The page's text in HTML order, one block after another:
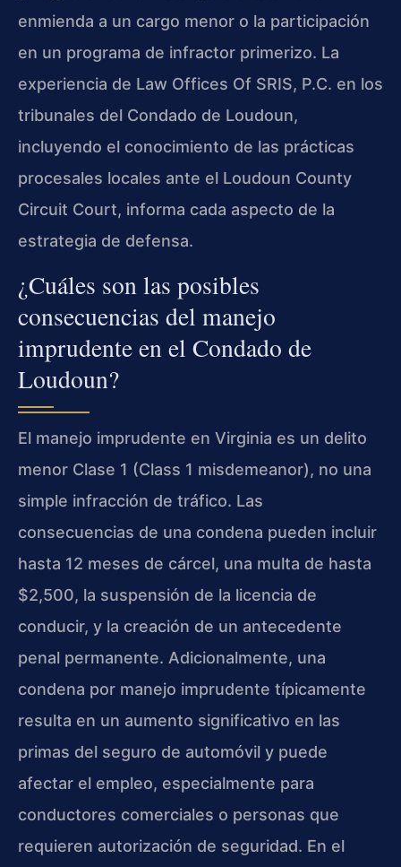
enmienda a un cargo menor o la participación
en un programa de infractor primerizo. La
experiencia de Law Offices Of SRIS, P.C. en los
tribunales del Condado de Loudoun,
incluyendo el conocimiento de las prácticas
procesales locales ante el Loudoun County
Circuit Court, informa cada aspecto de la
estrategia de defensa.
¿Cuáles son las posibles
consecuencias del manejo
imprudente en el Condado de
Loudoun?
El manejo imprudente en Virginia es un delito
menor Clase 1 (Class 1 misdemeanor), no una
simple infracción de tráfico. Las
consecuencias de una condena pueden incluir
hasta 12 meses de cárcel, una multa de hasta
$2,500, la suspensión de la licencia de
conducir, y la creación de un antecedente
penal permanente. Adicionalmente, una
condena por manejo imprudente típicamente
resulta en un aumento significativo en las
primas del seguro de automóvil y puede
afectar el empleo, especialmente para
conductores comerciales o personas que
requieren autorización de seguridad. En el